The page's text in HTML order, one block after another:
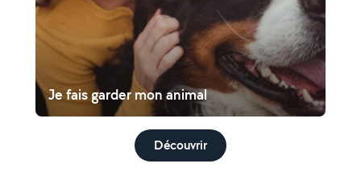
Je fais garder mon animal
Découvrir